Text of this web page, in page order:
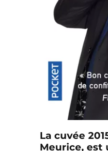
La cuvée
Meurice, est